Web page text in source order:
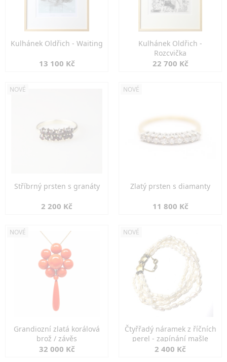
Kulhánek Oldřich - Waiting
13 100 Kč
Kulhánek Oldřich -
Rozcvička
22 700 Kč
NOVÉ
Stříbrný prsten s granáty
2 200 Kč
NOVÉ
Zlatý prsten s diamanty
11 800 Kč
NOVÉ
Grandiozní zlatá korálová
brož / závěs
32 000 Kč
NOVÉ
Čtyřřadý náramek z říčních
perel - zapínání mašle
2 400 Kč